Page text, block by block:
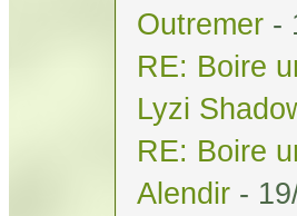
Outremer -
RE: Boire
Lyzi
RE: Boire
Alendir -